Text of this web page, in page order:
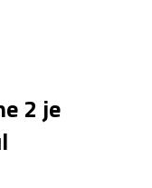
2 je